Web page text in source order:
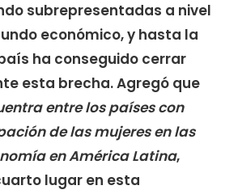
subrepresentadas a nivel
económico, y hasta la
ha conseguido cerrar
esta brecha. Agregó que
entre los países con
de las mujeres en las
en América Latina,
lugar en esta